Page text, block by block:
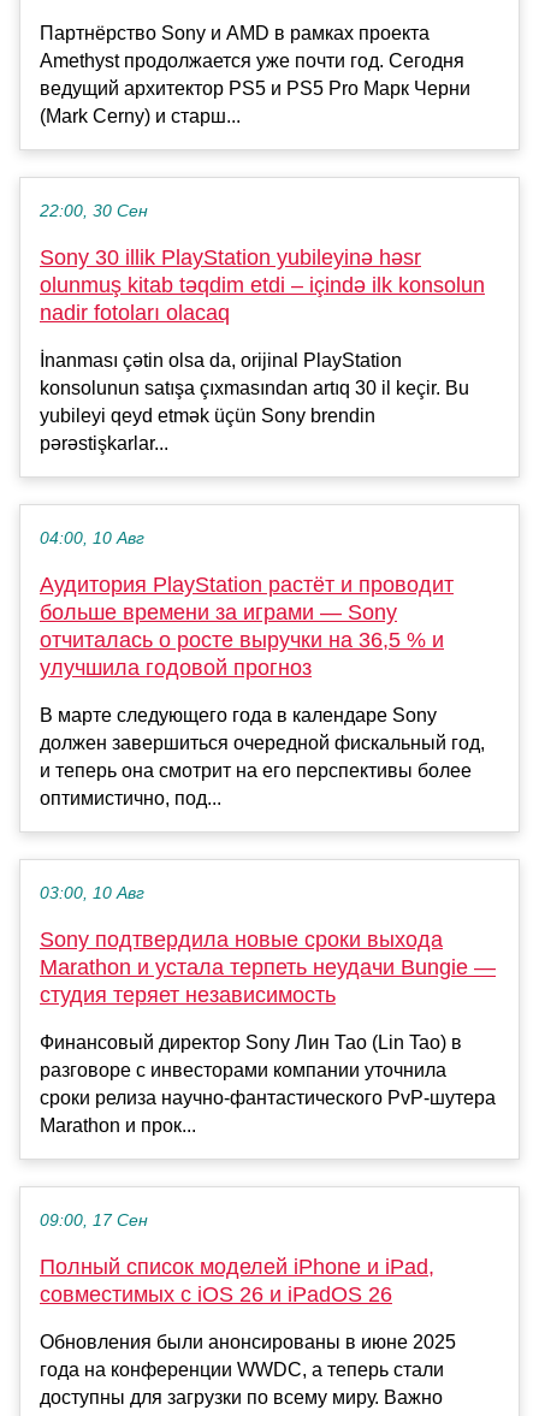
Партнёрство Sony и AMD в рамках проекта
Amethyst продолжается уже почти год. Сегодня
ведущий архитектор PS5 и PS5 Pro Марк Черни
(Mark Cerny) и старш...
22:00, 30 Сен
Sony 30 illik PlayStation yubileyinə həsr
olunmuş kitab təqdim etdi – içində ilk konsolun
nadir fotoları olacaq
İnanması çətin olsa da, orijinal PlayStation
konsolunun satışa çıxmasından artıq 30 il keçir. Bu
yubileyi qeyd etmək üçün Sony brendin
pərəstişkarlar...
04:00, 10 Авг
Аудитория PlayStation растёт и проводит
больше времени за играми — Sony
отчиталась о росте выручки на 36,5 % и
улучшила годовой прогноз
В марте следующего года в календаре Sony
должен завершиться очередной фискальный год,
и теперь она смотрит на его перспективы более
оптимистично, под...
03:00, 10 Авг
Sony подтвердила новые сроки выхода
Marathon и устала терпеть неудачи Bungie —
студия теряет независимость
Финансовый директор Sony Лин Тао (Lin Tao) в
разговоре с инвесторами компании уточнила
сроки релиза научно-фантастического PvP-шутера
Marathon и прок...
09:00, 17 Сен
Полный список моделей iPhone и iPad,
совместимых с iOS 26 и iPadOS 26
Обновления были анонсированы в июне 2025
года на конференции WWDC, а теперь стали
доступны для загрузки по всему миру. Важно